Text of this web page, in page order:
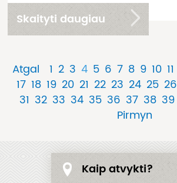
Skaityti daugiau
Atgal 1 2 3 4 5 6 7 8 9 10 11
17 18 19 20 21 22 23 24 25 26
31 32 33 34 35 36 37 38 39
Pirmyn
Kaip atvykti?